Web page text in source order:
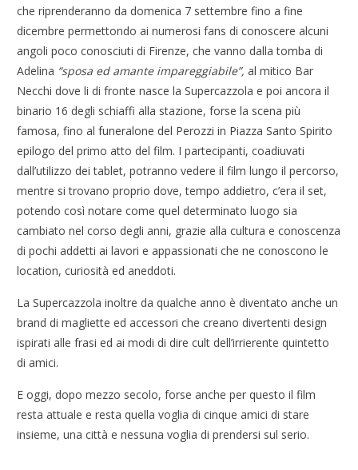
che riprenderanno da domenica 7 settembre fino a fine
dicembre permettondo ai numerosi fans di conoscere alcuni
angoli poco conosciuti di Firenze, che vanno dalla tomba di
Adelina “sposa ed amante impareggiabile”,al mitico Bar
Necchi dove li di fronte nasce la Supercazzola e poi ancora il
binario 16 degli schiaffi alla stazione, forse la scena più
famosa, fino al funeralone del Perozzi in Piazza Santo Spirito
epilogo del primo atto del film. I partecipanti, coadiuvati
dall’utilizzo dei tablet, potranno vedere il film lungo il percorso,
mentre si trovano proprio dove, tempo addietro, c’era il set,
potendo così notare come quel determinato luogo sia
cambiato nel corso degli anni, grazie alla cultura e conoscenza
di pochi addetti ai lavori e appassionati che ne conoscono le
location, curiosità ed aneddoti.
La Supercazzola inoltre da qualche anno è diventato anche un
brand di magliette ed accessori che creano divertenti design
ispirati alle frasi ed ai modi di dire cult dell’irrierente quintetto
di amici.
E oggi, dopo mezzo secolo, forse anche per questo il film
resta attuale e resta quella voglia di cinque amici di stare
insieme, una città e nessuna voglia di prendersi sul serio.